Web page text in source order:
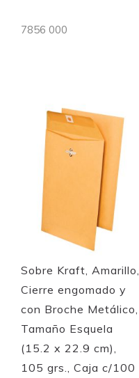
7856 000
Quickview
Sobre Kraft, Amarillo,
Cierre engomado y
con Broche Metálico,
Tamaño Esquela
(15.2 x 22.9 cm),
105 grs., Caja c/100